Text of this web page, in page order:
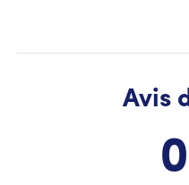
Avis